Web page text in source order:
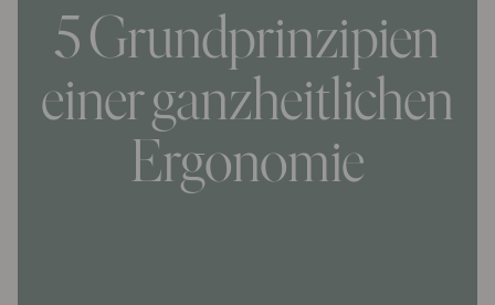
5 Grundprinzipien
einer ganzheitlichen
Ergonomie